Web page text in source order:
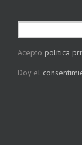
Acepto política
Doy el